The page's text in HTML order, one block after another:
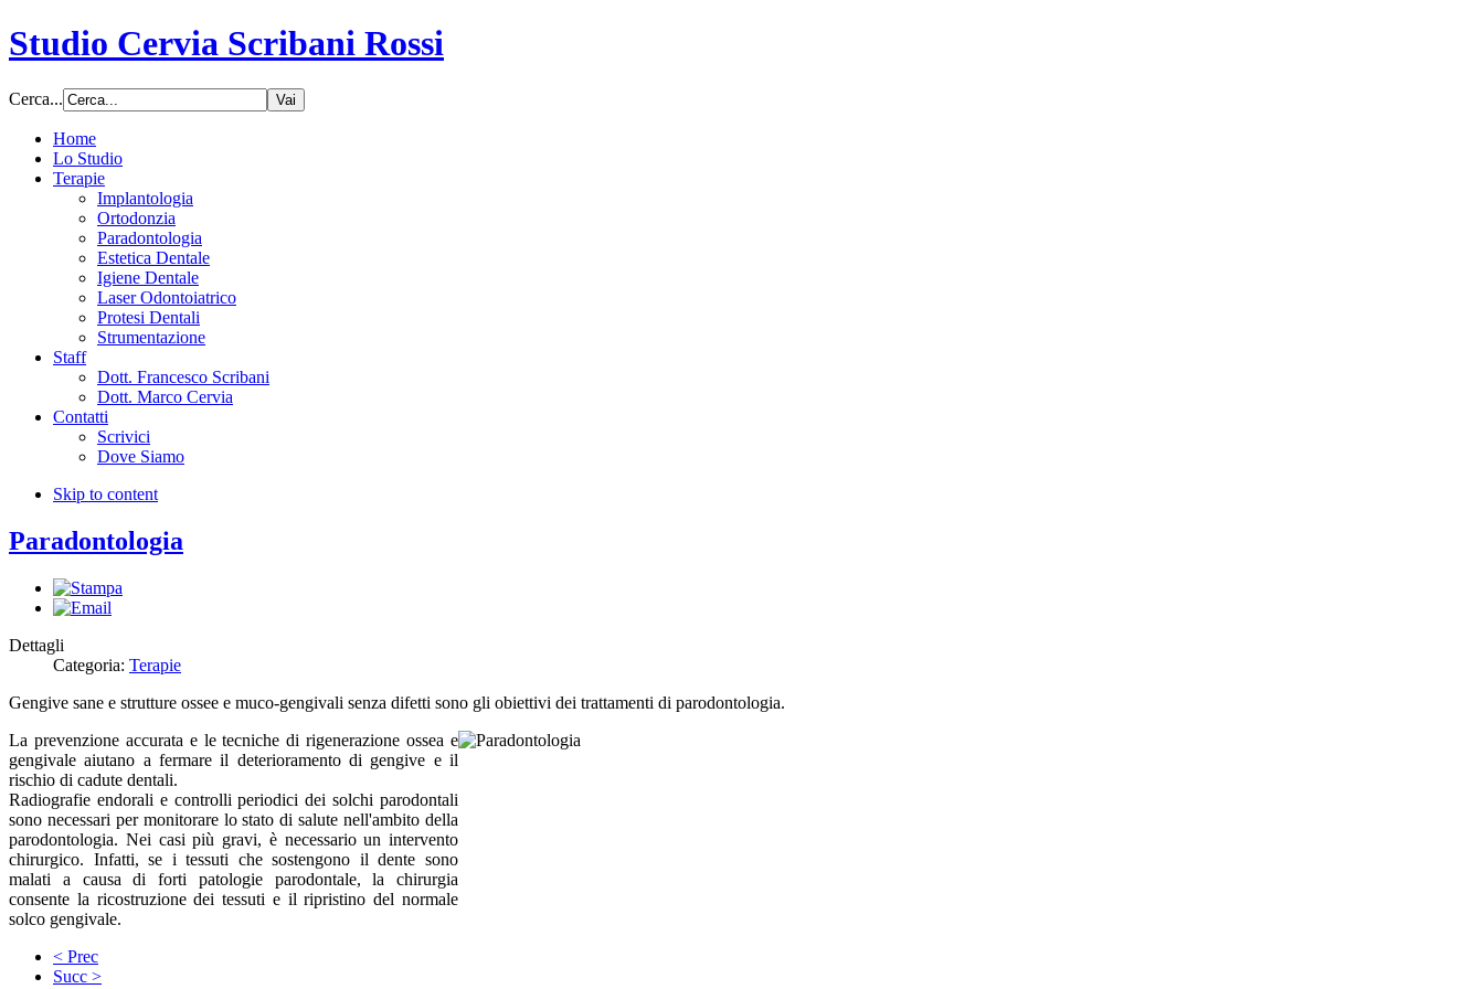
Studio Cervia Scribani Rossi
Cerca...
Home
Lo Studio
Terapie
Implantologia
Ortodonzia
Paradontologia
Estetica Dentale
Igiene Dentale
Laser Odontoiatrico
Protesi Dentali
Strumentazione
Staff
Dott. Francesco Scribani
Dott. Marco Cervia
Contatti
Scrivici
Dove Siamo
Skip to content
Paradontologia
Dettagli
Categoria: Terapie
Gengive sane e strutture ossee e muco-gengivali senza difetti sono gli obiettivi dei trattamenti di parodontologia.
La prevenzione accurata e le tecniche di rigenerazione ossea e
gengivale aiutano a fermare il deterioramento di gengive e il
rischio di cadute dentali.
Radiografie endorali e controlli periodici dei solchi parodontali
sono necessari per monitorare lo stato di salute nell'ambito della
parodontologia. Nei casi più gravi, è necessario un intervento
chirurgico. Infatti, se i tessuti che sostengono il dente sono
malati a causa di forti patologie parodontale, la chirurgia
consente la ricostruzione dei tessuti e il ripristino del normale
solco gengivale.
< Prec
Succ >